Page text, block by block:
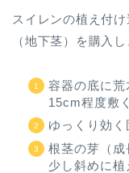
スイレンの植え付
（地下茎）を購入
容器の底に
15cm程度敷く
ゆっくり効
根茎の芽（
少し斜めに植